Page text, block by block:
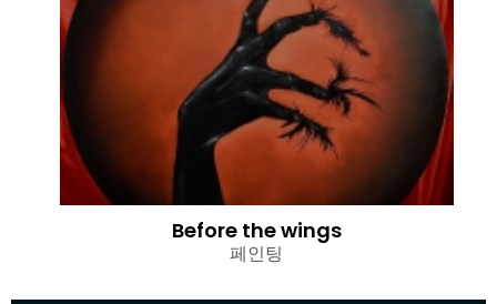
Before the wings
페인팅